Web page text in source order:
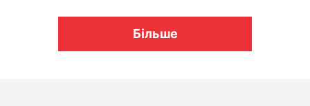
того, як завершаться військові дії на Донбасі".
Більше